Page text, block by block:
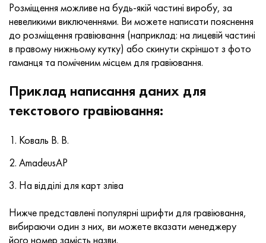
Розміщення можливе на будь-якій частині виробу, за
невеликими виключеннями. Ви можете написати пояснення
до розміщення гравіювання (наприклад: на лицевій частині
в правому нижньому кутку) або скинути скріншот з фото
гаманця та поміченим місцем для гравіювання.
Приклад написання даних для
текстового гравіювання:
Коваль В. В.
AmadeusAP
На відділі для карт зліва
Нижче представлені популярні шрифти для гравіювання,
вибираючи один з них, ви можете вказати менеджеру
його номер замість назви.